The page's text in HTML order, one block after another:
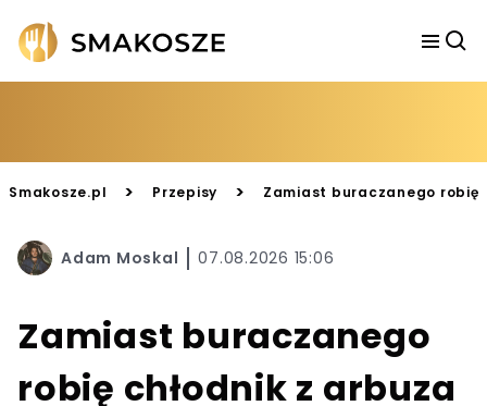
Smakosze.pl > Przepisy > Zamiast buraczanego robię
Adam Moskal 07.08.2026 15:06
Zamiast buraczanego
robię chłodnik z arbuza